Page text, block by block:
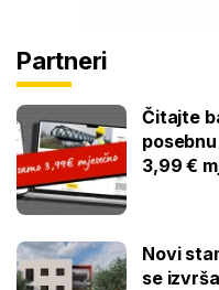
Partneri
Čitajte
3,99 €
Novi
se